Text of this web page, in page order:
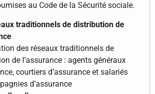
au Code de la Sécurité sociale.
traditionnels de distribution de
des réseaux traditionnels de
de l’assurance : agents généraux
courtiers d’assurance et salariés
d’assurance